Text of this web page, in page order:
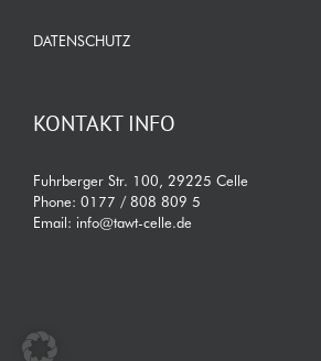
DATENSCHUTZ
KONTAKT INFO
Fuhrberger Str. 100, 29225 Celle
Phone: 0177 / 808 809 5
Email: info@tawt-celle.de